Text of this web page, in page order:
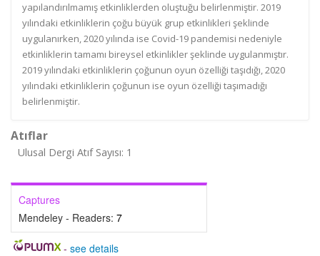
yapılandırılmamış etkinliklerden oluştuğu belirlenmiştir. 2019
yılındaki etkinliklerin çoğu büyük grup etkinlikleri şeklinde
uygulanırken, 2020 yılında ise Covid-19 pandemisi nedeniyle
etkinliklerin tamamı bireysel etkinlikler şeklinde uygulanmıştır.
2019 yılındaki etkinliklerin çoğunun oyun özelliği taşıdığı, 2020
yılındaki etkinliklerin çoğunun ise oyun özelliği taşımadığı
belirlenmiştir.
Atıflar
Ulusal Dergi Atıf Sayısı: 1
Captures
Mendeley - Readers: 7
- see details